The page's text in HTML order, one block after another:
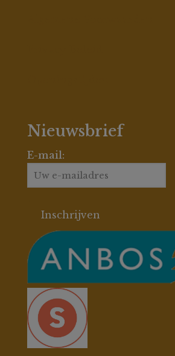
Nieuwsbrief
E-mail: